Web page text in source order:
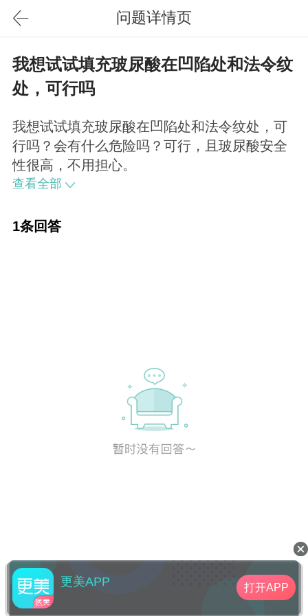
问题详情页
我想试试填充玻尿酸在凹陷处和法令纹
处，可行吗
我想试试填充玻尿酸在凹陷处和法令纹处，可
行吗？会有什么危险吗？可行，且玻尿酸安全
性很高，不用担心。
查看全部
1条回答
更美APP 打开APP